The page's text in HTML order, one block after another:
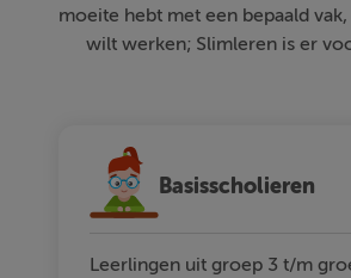
moeite hebt met een bepaald
wilt werken; Slimleren is er
Basisscholieren
Leerlingen uit groep 3 t/m